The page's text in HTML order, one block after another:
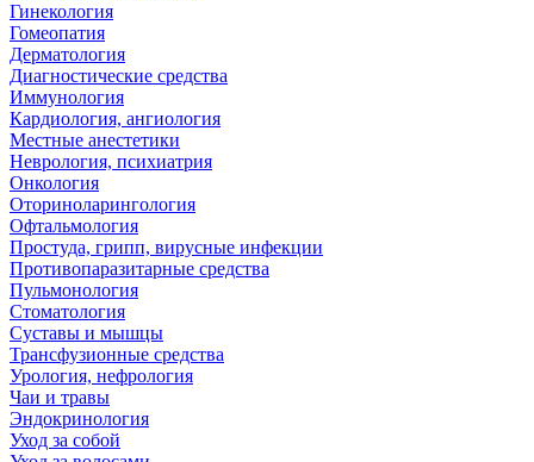
Гинекология
Гомеопатия
Дерматология
Диагностические средства
Иммунология
Кардиология, ангиология
Местные анестетики
Неврология, психиатрия
Онкология
Оториноларингология
Офтальмология
Простуда, грипп, вирусные инфекции
Противопаразитарные средства
Пульмонология
Стоматология
Суставы и мышцы
Трансфузионные средства
Урология, нефрология
Чаи и травы
Эндокринология
Уход за собой